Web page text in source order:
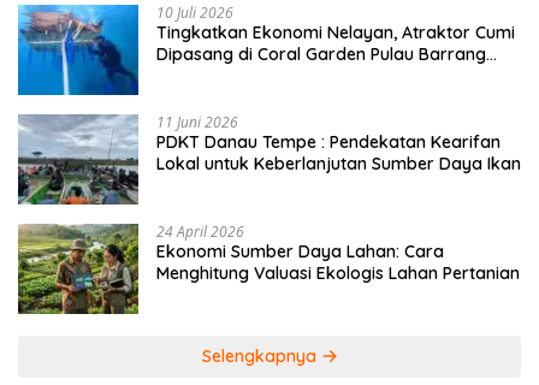
10 Juli 2026
Tingkatkan Ekonomi Nelayan, Atraktor Cumi
Dipasang di Coral Garden Pulau Barrang
11 Juni 2026
PDKT Danau Tempe : Pendekatan Kearifan
Lokal untuk Keberlanjutan Sumber Daya Ikan
24 April 2026
Ekonomi Sumber Daya Lahan: Cara
Menghitung Valuasi Ekologis Lahan Pertanian
Selengkapnya